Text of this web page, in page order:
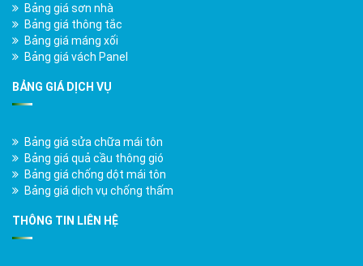
Bảng giá sơn nhà
Bảng giá thông tắc
Bảng giá máng xối
Bảng giá vách Panel
BẢNG GIÁ DỊCH VỤ
Bảng giá sửa chữa mái tôn
Bảng giá quả cầu thông gió
Bảng giá chống dột mái tôn
Bảng giá dịch vụ chống thấm
THÔNG TIN LIÊN HỆ